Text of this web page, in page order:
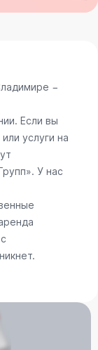
−
Если вы
услуги на
У нас